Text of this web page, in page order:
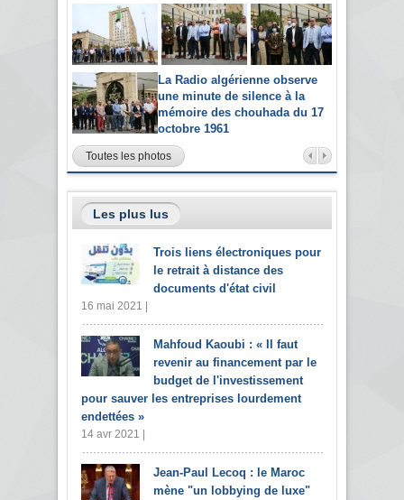
La Radio algérienne observe
une minute de silence à la
mémoire des chouhada du 17
octobre 1961
Toutes les photos
Les plus lus
Trois liens électroniques pour
le retrait à distance des
documents d'état civil
16 mai 2021 |
Mahfoud Kaoubi : « Il faut
revenir au financement par le
budget de l'investissement
pour sauver les entreprises lourdement
endettées »
14 avr 2021 |
Jean-Paul Lecoq : le Maroc
mène "un lobbying de luxe"